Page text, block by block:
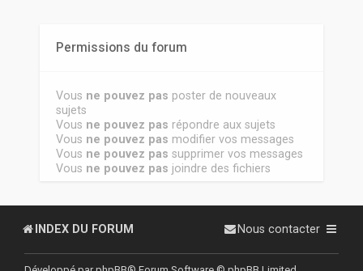
Permissions du forum
Vous ne pouvez pas poster de nouveaux
sujets
Vous ne pouvez pas répondre aux sujets
Vous ne pouvez pas modifier vos messages
Vous ne pouvez pas supprimer vos messages
Vous ne pouvez pas joindre des fichiers
INDEX DU FORUM Nous contacter